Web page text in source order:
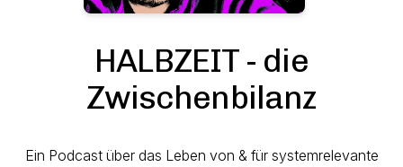
HALBZEIT - die
Zwischenbilanz
Ein Podcast über das Leben von & für systemrelevante